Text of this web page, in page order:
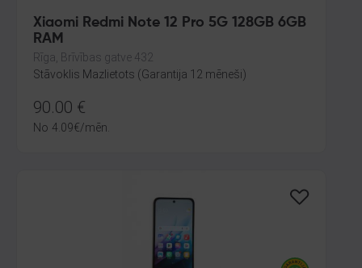
Xiaomi Redmi Note 12 Pro 5G 128GB 6GB
RAM
Rīga, Brīvības gatve 432
Stāvoklis Mazlietots (Garantija 12 mēneši)
90.00 €
No 4.09€/mēn.